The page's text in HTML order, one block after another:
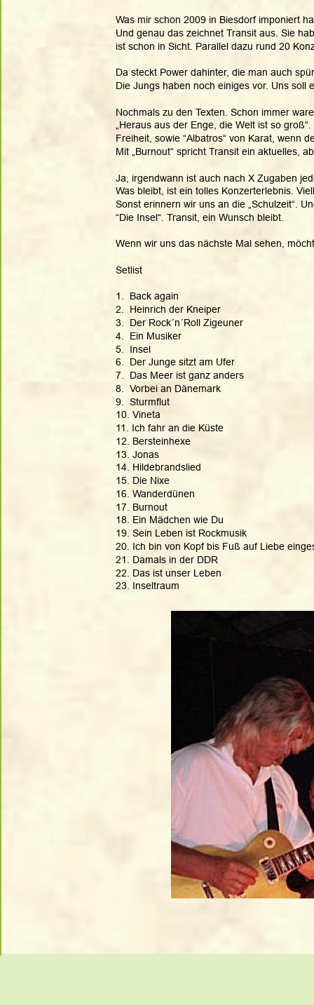
Was mir schon 2009 in Biesdorf imponiert
Und genau das zeichnet Transit aus. Sie
ist schon in Sicht. Parallel dazu rund 20
Da steckt Power dahinter, die man auch
Die Jungs haben noch einiges vor. Uns
Nochmals zu den Texten. Schon immer
„Heraus aus der Enge, die Welt ist so
Freiheit, sowie “Albatros“ von Karat, wenn
Mit „Burnout“ spricht Transit ein aktuelles,
Ja, irgendwann ist auch nach X Zugaben
Was bleibt, ist ein tolles Konzerterlebnis.
Sonst erinnern wir uns an die „Schulzeit“.
“Die Insel“. Transit, ein Wunsch bleibt.
Wenn wir uns das nächste Mal sehen,
Setlist
1.  Back again
2.  Heinrich der Kneiper
3.  Der Rock´n´Roll Zigeuner
4.  Ein Musiker
5.  Insel
6.  Der Junge sitzt am Ufer
7.  Das Meer ist ganz anders
8.  Vorbei an Dänemark
9.  Sturmflut
10. Vineta
11. Ich fahr an die Küste
12. Bersteinhexe
13. Jonas
14. Hildebrandslied
15. Die Nixe
16. Wanderdünen
17. Burnout
18. Ein Mädchen wie Du
19. Sein Leben ist Rockmusik
20. Ich bin von Kopf bis Fuß auf Liebe
21. Damals in der DDR
22. Das ist unser Leben
23. Inseltraum